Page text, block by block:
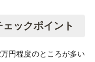
ックポイント
円程度のところが多い